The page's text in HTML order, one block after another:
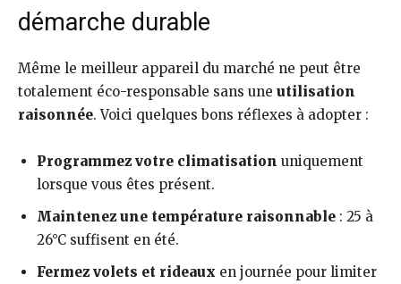
démarche durable
Même le meilleur appareil du marché ne peut être
totalement éco-responsable sans une utilisation
raisonnée. Voici quelques bons réflexes à adopter :
Programmez votre climatisation uniquement
lorsque vous êtes présent.
Maintenez une température raisonnable : 25 à
26°C suffisent en été.
Fermez volets et rideaux en journée pour limiter